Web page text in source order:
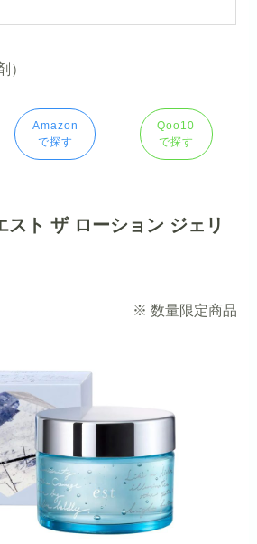
）
Amazon
で探す
Qoo10
で探す
スト ザ ローション ジェリ
※ 数量限定商品